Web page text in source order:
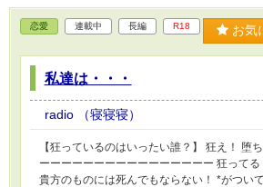
恋愛 連載中 長編 R18 お気
私達は・・・
radio （寝寝寝）
【狂っているのはいったい誰？】 狂え！ 堕
ーーーーーーーーーーーーーーーー 狂ってる
貴方のものには死んでもならない！ *がつい